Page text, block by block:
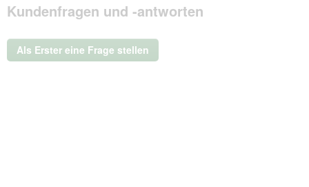
dieser
Aktion
ein
modales
Kundenfragen und -antworten
Als Erster eine Frage stellen